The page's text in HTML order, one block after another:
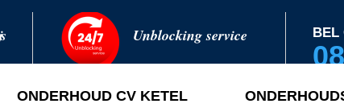
Unblocking service BEL
ONDERHOUD CV KETEL